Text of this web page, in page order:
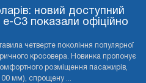
новий доступний
C3 показали офіційно
четверте покоління популярної
кросовера. Новинка пропонує
розміщення пасажирів,
мм), спрощену ...